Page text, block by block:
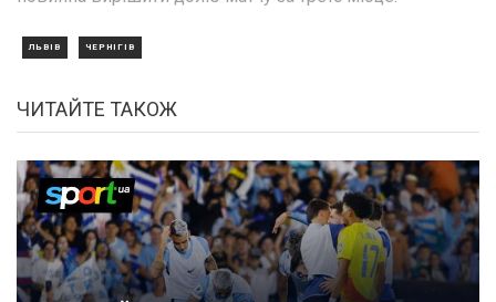
ЛЬВІВ ЧЕРНІГІВ
ЧИТАЙТЕ ТАКОЖ